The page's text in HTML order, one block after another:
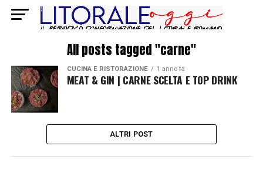
All posts tagged "carne"
CUCINA E RISTORAZIONE 1 anno fa
MEAT & GIN | CARNE SCELTA E TOP DRINK
ALTRI POST